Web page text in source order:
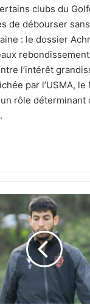
clubs du
de débourser
: le dossier
l’intérêt
par l’USMA,
rôle déterminant